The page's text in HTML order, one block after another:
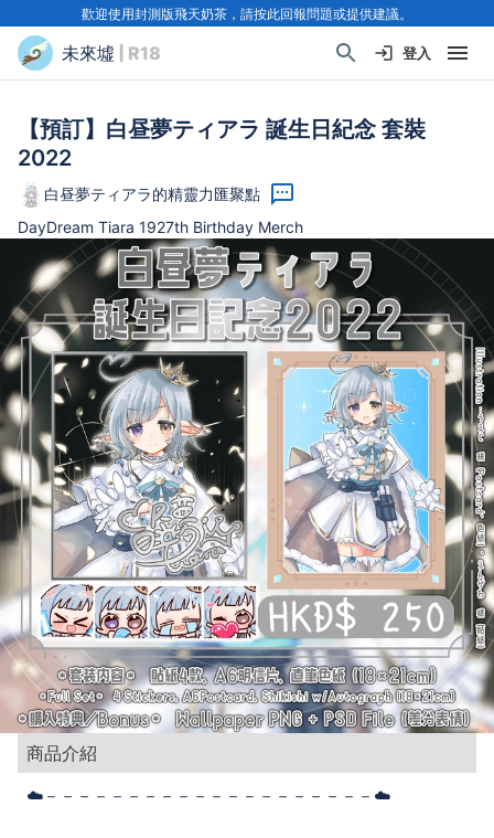
歡迎使用封測版飛天奶茶，請按此回報問題或提供建議。
未來墟 | R18 登入
【預訂】白昼夢ティアラ 誕生日紀念 套裝
2022
白昼夢ティアラ的精靈力匯聚點
DayDream Tiara 1927th Birthday Merch
商品介紹
☁️－－－－－－－－－－－－－－－－－－－－☁️